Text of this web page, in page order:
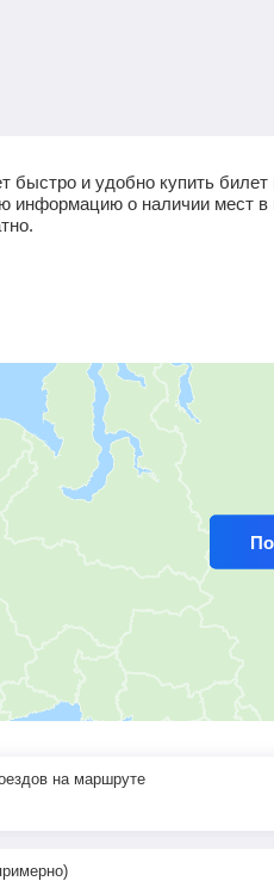
быстро и удобно купить
информацию о наличии мест в
на маршруте